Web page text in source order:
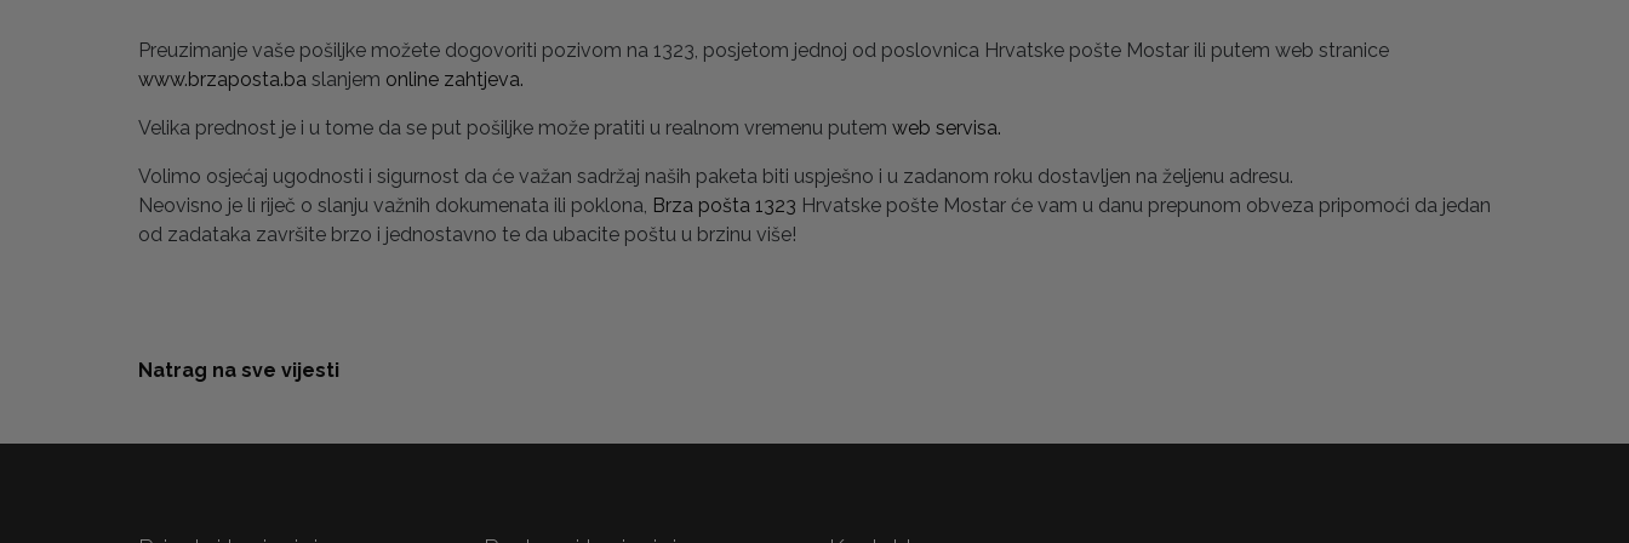
Preuzimanje vaše pošiljke možete dogovoriti pozivom na 1323, posjetom jednoj od poslovnica Hrvatske pošte Mostar ili putem web stranice
www.brzaposta.ba slanjem online zahtjeva.
Velika prednost je i u tome da se put pošiljke može pratiti u realnom vremenu putem web servisa.
Volimo osjećaj ugodnosti i sigurnost da će važan sadržaj naših paketa biti uspješno i u zadanom roku dostavljen na željenu adresu.
Neovisno je li riječ o slanju važnih dokumenata ili poklona, Brza pošta 1323 Hrvatske pošte Mostar će vam u danu prepunom obveza pripomoći da jedan
od zadataka završite brzo i jednostavno te da ubacite poštu u brzinu više!
Natrag na sve vijesti